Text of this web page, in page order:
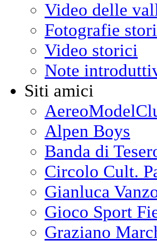
Video delle
Fotografie
Video storici
Note
Siti amici
Alpen Boys
Banda di
Circolo Cult.
Gianluca
Gioco Sport
Graziano